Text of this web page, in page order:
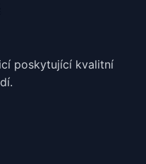
poskytující kvalitní